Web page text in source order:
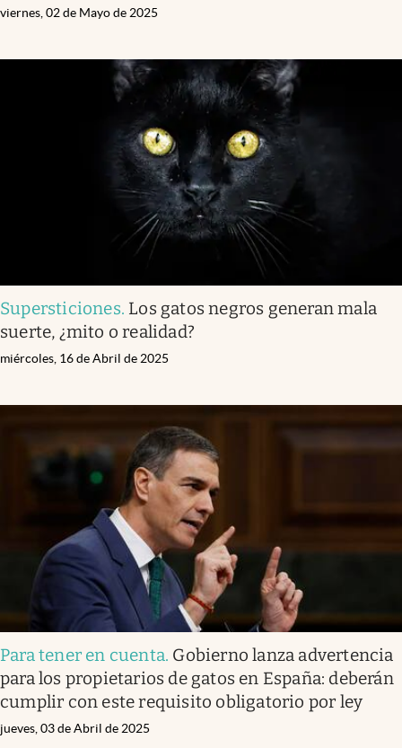
viernes, 02 de Mayo de 2025
Supersticiones. Los gatos negros generan mala
suerte, ¿mito o realidad?
miércoles, 16 de Abril de 2025
Para tener en cuenta. Gobierno lanza advertencia
para los propietarios de gatos en España: deberán
cumplir con este requisito obligatorio por ley
jueves, 03 de Abril de 2025